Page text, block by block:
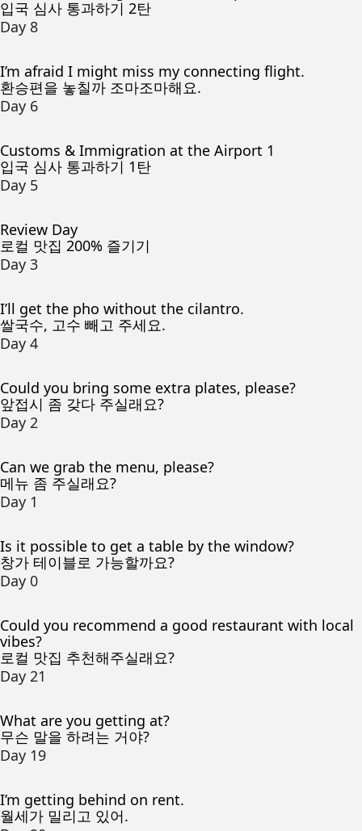
입국 심사 통과하기 2탄
Day 8
I’m afraid I might miss my connecting flight.
환승편을 놓칠까 조마조마해요.
Day 6
Customs & Immigration at the Airport 1
입국 심사 통과하기 1탄
Day 5
Review Day
로컬 맛집 200% 즐기기
Day 3
I’ll get the pho without the cilantro.
쌀국수, 고수 빼고 주세요.
Day 4
Could you bring some extra plates, please?
앞접시 좀 갖다 주실래요?
Day 2
Can we grab the menu, please?
메뉴 좀 주실래요?
Day 1
Is it possible to get a table by the window?
창가 테이블로 가능할까요?
Day 0
Could you recommend a good restaurant with local
vibes?
로컬 맛집 추천해주실래요?
Day 21
What are you getting at?
무슨 말을 하려는 거야?
Day 19
I’m getting behind on rent.
월세가 밀리고 있어.